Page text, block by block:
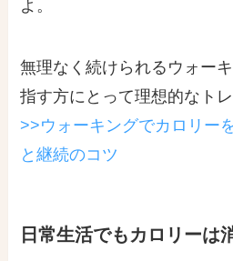
よ。
無理なく続けられるウォー
指す方にとって理想的なトレ
>>ウォーキングでカロリー
と継続のコツ
日常生活でもカロリーは